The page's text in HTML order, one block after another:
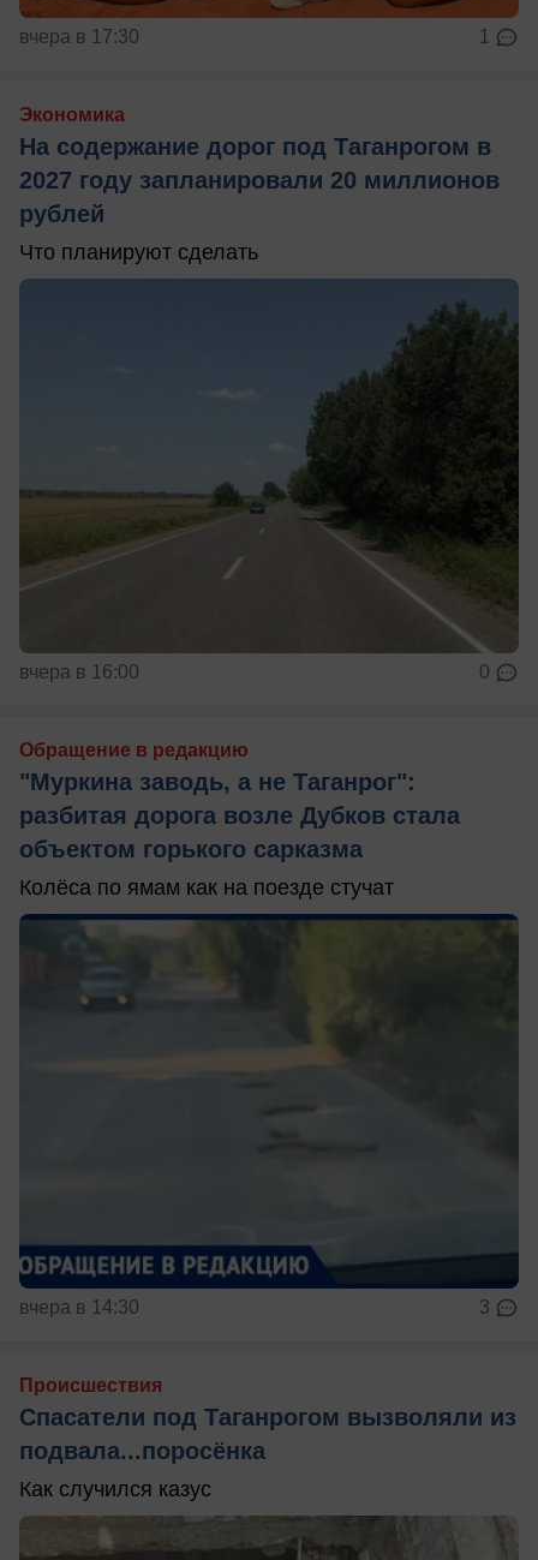
вчера в 17:30 1
Экономика
На содержание дорог под Таганрогом в
2027 году запланировали 20 миллионов
рублей
Что планируют сделать
вчера в 16:00 0
Обращение в редакцию
"Муркина заводь, а не Таганрог":
разбитая дорога возле Дубков стала
объектом горького сарказма
Колёса по ямам как на поезде стучат
вчера в 14:30 3
Происшествия
Спасатели под Таганрогом вызволяли из
подвала...поросёнка
Как случился казус